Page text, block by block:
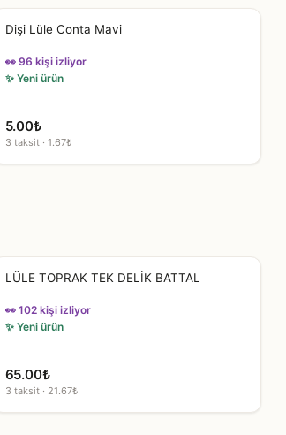
Dişi Lüle Conta Mavi
👀 96 kişi izliyor
✨ Yeni ürün
5.00₺
3 taksit · 1.67₺
LÜLE TOPRAK TEK DELİK BATTAL
👀 102 kişi izliyor
✨ Yeni ürün
65.00₺
3 taksit · 21.67₺